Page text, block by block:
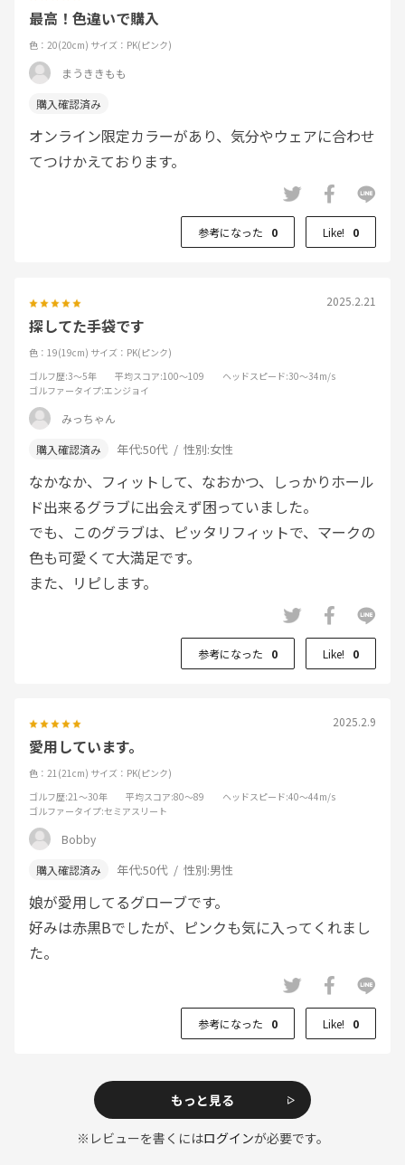
最高！色違いで購入
色：20(20cm) サイズ：PK(ピンク)
まうききもも
オンライン限定カラーがあり、気分やウェアに合わせ
てつけかえております。
参考になった 0 Like! 0
2025.2.21
探してた手袋です
色：19(19cm) サイズ：PK(ピンク)
ゴルフ歴:3～5年 平均スコア:100～109 ヘッドスピード:30～34m/s
ゴルファータイプ:エンジョイ
みっちゃん
年代:50代 性別:女性
なかなか、フィットして、なおかつ、しっかりホール
ド出来るグラブに出会えず困っていました。
でも、このグラブは、ピッタリフィットで、マークの
色も可愛くて大満足です。
また、リピします。
参考になった 0 Like! 0
2025.2.9
愛用しています。
色：21(21cm) サイズ：PK(ピンク)
ゴルフ歴:21～30年 平均スコア:80～89 ヘッドスピード:40～44m/s
ゴルファータイプ:セミアスリート
Bobby
年代:50代 性別:男性
娘が愛用してるグローブです。
好みは赤黒Bでしたが、ピンクも気に入ってくれまし
た。
参考になった 0 Like! 0
もっと見る
※レビューを書くにはログインが必要です。